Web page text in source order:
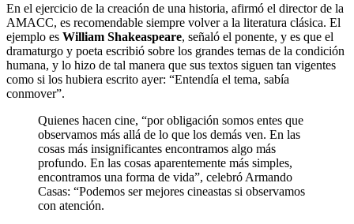
En el ejercicio de la creación de una historia, afirmó el director de la
AMACC, es recomendable siempre volver a la literatura clásica. El
ejemplo es William Shakeaspeare, señaló el ponente, y es que el
dramaturgo y poeta escribió sobre los grandes temas de la condición
humana, y lo hizo de tal manera que sus textos siguen tan vigentes
como si los hubiera escrito ayer: “Entendía el tema, sabía
conmover”.
Quienes hacen cine, “por obligación somos entes que
observamos más allá de lo que los demás ven. En las
cosas más insignificantes encontramos algo más
profundo. En las cosas aparentemente más simples,
encontramos una forma de vida”, celebró Armando
Casas: “Podemos ser mejores cineastas si observamos
con atención.